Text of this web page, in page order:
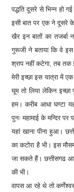
पद्धति दूसरे से भिन्न हो
इसी बात पर एक ने दूसरे
खैर इन बातों का तजर्बा
गुरूजी ने बताया कि वे
श्राप नहीं कटेगा, तब तक
मेरी इच्छा इस यात्रा में
घूम तो लिया लेकिन
हम। करीब आधा घण्टा
पुनः महामाई के मन्दिर पर
यहां खाना पीना हुआ।
का कटोरा है भी। इस
जा सकते हैं। छत्तीसगढ
की भी।
वापस आ रहे थे तो